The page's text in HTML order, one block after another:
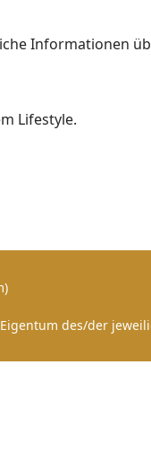
Informationen
Lifestyle.
des/der